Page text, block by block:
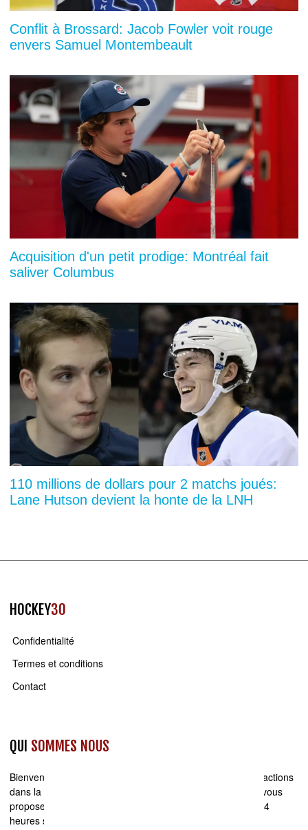
Conflit à Brossard: Jacob Fowler voit rouge
envers Samuel Montembeault
Acquisition d'un petit prodige: Montréal fait
saliver Columbus
110 millions de dollars pour 2 matchs joués:
Lane Hutson devient la honte de la LNH
HOCKEY30
Confidentialité
Termes et conditions
Contact
QUI SOMMES NOUS
Bienvenue sur
. Actualité, rumeurs de transactions
dans la LNH et sur les Canadiens de Montréal, Hockey30 vous
propose du contenu original et inédit. Minute par minute, 24
heures sur 24,